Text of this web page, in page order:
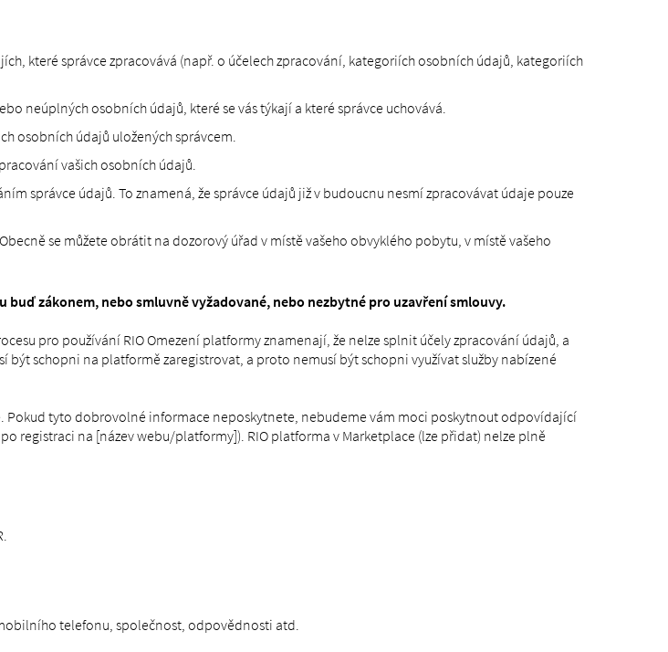
které správce zpracovává (např. o účelech zpracování, kategoriích osobních údajů, kategoriích
neúplných osobních údajů, které se vás týkají a které správce uchovává.
osobních údajů uložených správcem.
vašich osobních údajů.
správce údajů. To znamená, že správce údajů již v budoucnu nesmí zpracovávat údaje pouze
se můžete obrátit na dozorový úřad v místě vašeho obvyklého pobytu, v místě vašeho
zákonem, nebo smluvně vyžadované, nebo nezbytné pro uzavření smlouvy.
pro používání RIO Omezení platformy znamenají, že nelze splnit účely zpracování údajů, a
schopni na platformě zaregistrovat, a proto nemusí být schopni využívat služby nabízené
tyto dobrovolné informace neposkytnete, nebudeme vám moci poskytnout odpovídající
registraci na [název webu/platformy]). RIO platforma v Marketplace (lze přidat) nelze plně
telefonu, společnost, odpovědnosti atd.